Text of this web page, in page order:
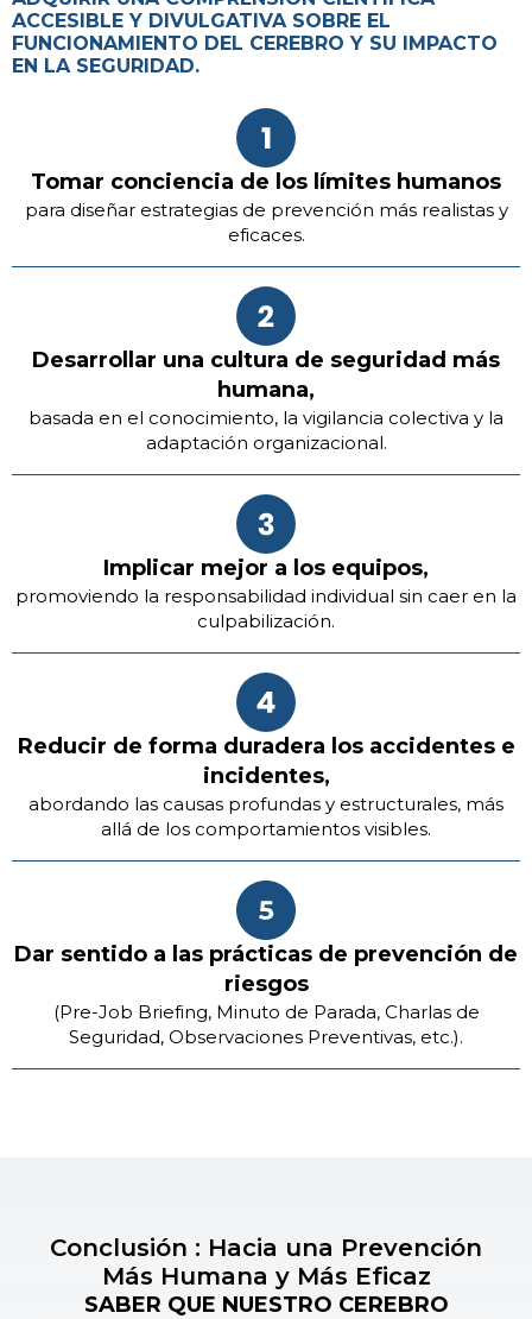
ACCESIBLE Y DIVULGATIVA SOBRE EL
FUNCIONAMIENTO DEL CEREBRO Y SU IMPACTO
EN LA SEGURIDAD.
Tomar conciencia de los límites humanos
para diseñar estrategias de prevención más realistas y
eficaces.
Desarrollar una cultura de seguridad más
humana,
basada en el conocimiento, la vigilancia colectiva y la
adaptación organizacional.
Implicar mejor a los equipos,
promoviendo la responsabilidad individual sin caer en la
culpabilización.
Reducir de forma duradera los accidentes e
incidentes,
abordando las causas profundas y estructurales, más
allá de los comportamientos visibles.
Dar sentido a las prácticas de prevención de
riesgos
(Pre-Job Briefing, Minuto de Parada, Charlas de
Seguridad, Observaciones Preventivas, etc.).
Conclusión : Hacia una Prevención
Más Humana y Más Eficaz
SABER QUE NUESTRO CEREBRO